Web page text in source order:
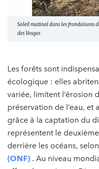
Soleil matinal dans les frondaisons
des Vosges
Les forêts sont
écologique : elles
variée, limitent l’érosion
préservation de l’eau, et
grâce à la captation du
représentent le
derrière les océans, selon
(ONF) . Au niveau